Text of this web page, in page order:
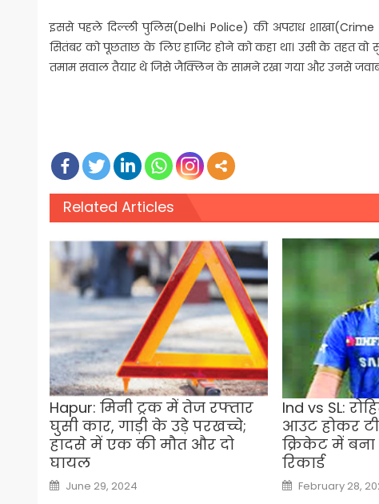
इससे पहले दिल्ली पुलिस(Delhi Police) की अपराध
सितंबर को पूछताछ के लिए हाजिर होने को कहा था। उसी के तहत वो
तमाम सवाल तैयार थे जिसे जैक्लिन के सामने रखा गया और उनसे
Related Articles
Hapur: मिनी ट्रक में तेज रफ्तार
घुसी कार, गाड़ी के उड़े परखच्चे;
हादसे में एक की मौत और दो
घायल
Posted
on
June 29, 2024
Ind vs SL:
आउट होकर
क्रिकेट में बना
रिकार्ड
Posted
on
February 28,